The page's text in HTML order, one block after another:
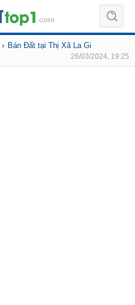
› Bán Đất tại Thị Xã La Gi
26/03/2024, 19:25